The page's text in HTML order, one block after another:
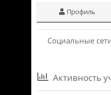
Профиль
Социальные
Активность